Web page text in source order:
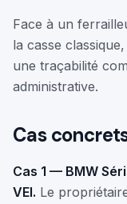
Face à un
la casse
une traçabilité
administrative.
Cas
Cas 1 — BMW
VEI. Le